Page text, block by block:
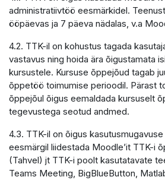
administratiivtöö eesmärkidel.
ööpäevas ja 7 päeva nädalas, v.a
4.2. TTK-il on kohustus tagada
vastavus ning hoida ära õigustamata
kursustele. Kursuse õppejõud tagab
õppetöö toimumise perioodil. Pärast
õppejõul õigus eemaldada kursuselt
tegevustega seotud andmed.
4.3. TTK-il on õigus
eesmärgil liidestada Moodle’it TTK-i
(Tahvel) jt TTK-i poolt kasutatavate
Teams Meeting, BigBlueButton,